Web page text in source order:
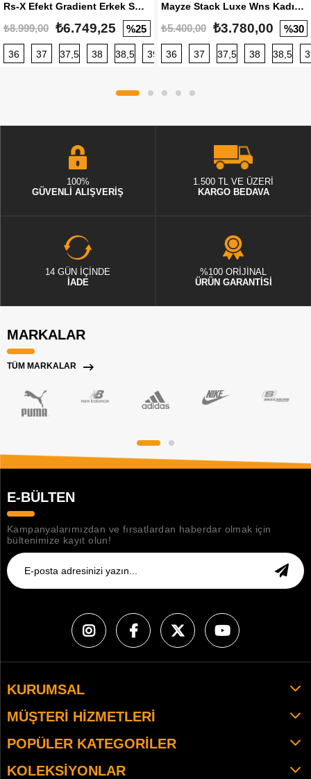
Rs-X Efekt Gradient Erkek Sneaker
₺8.999,00 ₺6.749,25 %25
36 37 37,5 38 38,5 39 40 40,5 41 42 42,5
Mayze Stack Luxe Wns Kadın Sneaker
₺5.400,00 ₺3.780,00 %30
36 37 37,5 38 38,5
100%
GÜVENLİ ALIŞVERİŞ
1.500 TL VE ÜZERİ
KARGO BEDAVA
14 GÜN İÇİNDE
İADE
%100 ORİJİNAL
ÜRÜN GARANTİSİ
MARKALAR
TÜM MARKALAR
E-BÜLTEN
Kampanyalarımızdan ve fırsatlardan haberdar olmak için
bültenimize kayıt olun!
KURUMSAL
MÜŞTERI HIZMETLERI
POPÜLER KATEGORILER
KOLEKSIYONLAR